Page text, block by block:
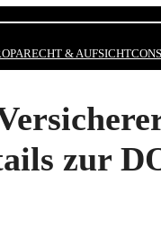
RECHT & AUFSICHT
zur